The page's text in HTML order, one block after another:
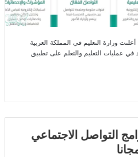
وزارة التعليم في المملكة العربية
في عمليات التعليم والتعلم على ‫تطبيق
التواصل الاجتماعي